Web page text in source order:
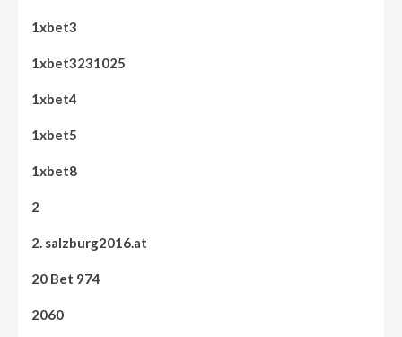
1xbet3
1xbet3231025
1xbet4
1xbet5
1xbet8
2
2. salzburg2016.at
20 Bet 974
2060